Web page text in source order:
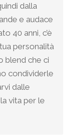
dalla
e audace
40 anni, c’è
personalità
blend che ci
condividerle
dalle
vita per le